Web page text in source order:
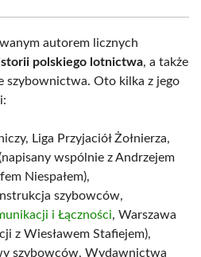
autorem licznych
polskiego lotnictwa, a także
szybownictwa. Oto kilka z jego
Liga Przyjaciół Żołnierza,
wspólnie z Andrzejem
Niespałem),
szybowców,
i Łączności, Warszawa
z Wiesławem Stafiejem),
szybowców, Wydawnictwa